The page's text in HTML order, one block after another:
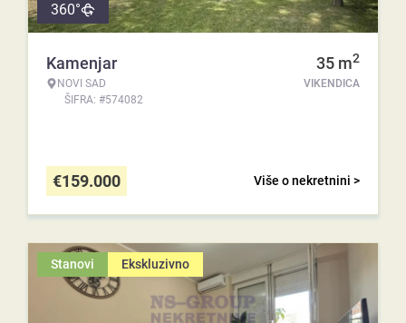
360°
Kamenjar
NOVI SAD
ŠIFRA: #574082
35 m2
VIKENDICA
Više o nekretnini >
€159.000
Stanovi Ekskluzivno